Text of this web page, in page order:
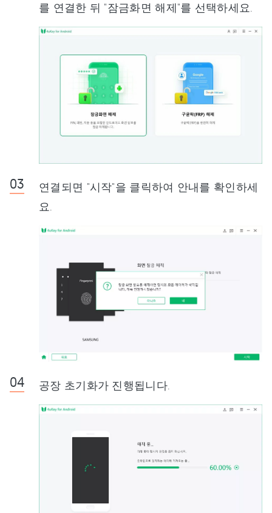
를 연결한 뒤 "잠금화면 해제"를 선택하세요.
연결되면 "시작"을 클릭하여 안내를 확인하세
요.
공장 초기화가 진행됩니다.